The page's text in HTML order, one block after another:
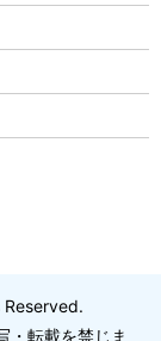
・転載を禁じま